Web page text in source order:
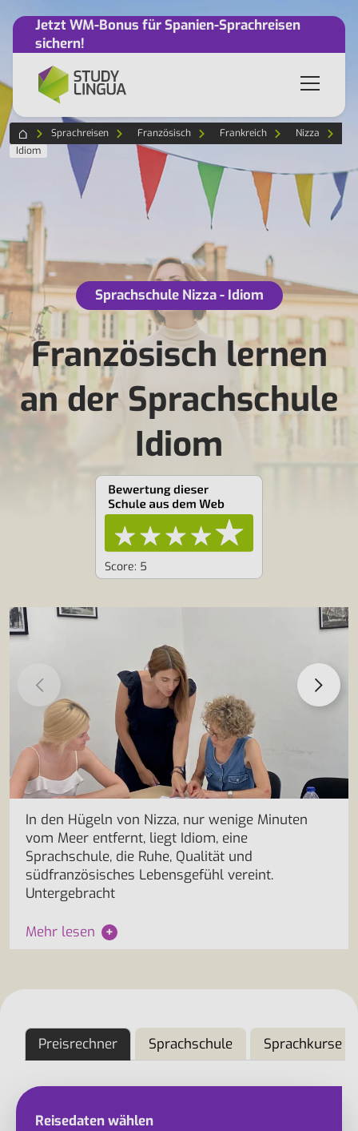
Jetzt WM-Bonus für Spanien-Sprachreisen
sichern!
Sprachreisen Französisch Frankreich
Nizza
Idiom
Sprachschule Nizza - Idiom
Französisch lernen
an der Sprachschule
Idiom
Score: 5
In den Hügeln von Nizza, nur wenige Minuten
vom Meer entfernt, liegt Idiom, eine
Sprachschule, die Ruhe, Qualität und
südfranzösisches Lebensgefühl vereint.
Untergebracht
Mehr lesen +
Preisrechner Sprachschule Sprachkurse
Reisedaten wählen